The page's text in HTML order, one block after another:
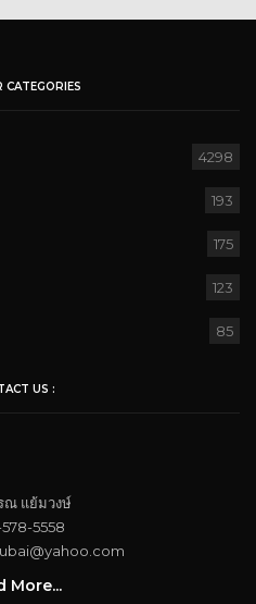
CATEGORIES
4298
193
175
123
85
US :
ณ​ แย้ม​วงษ์
578-5558
More...